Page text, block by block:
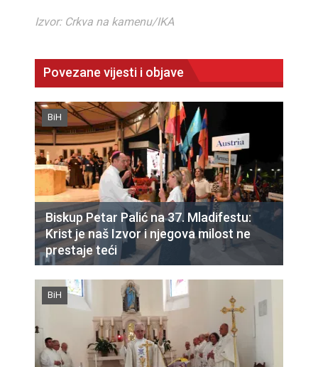
Izvor: Crkva na kamenu/IKA
Povezane vijesti i objave
BiH
Biskup Petar Palić na 37. Mladifestu:
Krist je naš Izvor i njegova milost ne
prestaje teći
BiH